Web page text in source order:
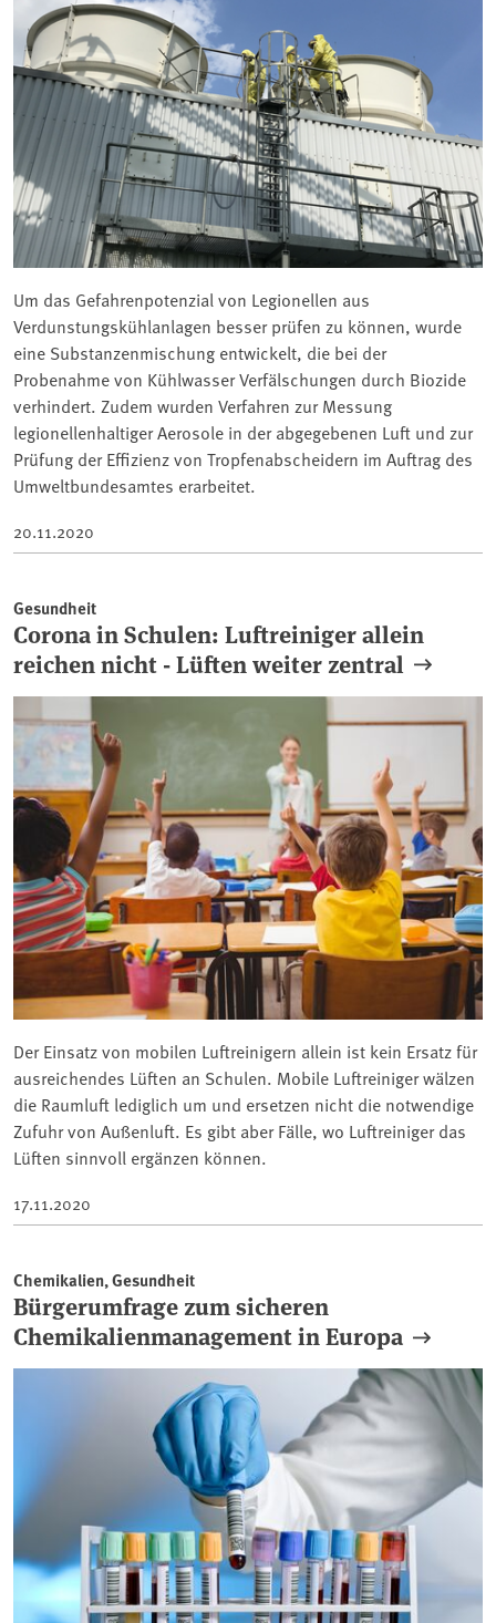
Um das Gefahrenpotenzial von Legionellen aus
Verdunstungskühlanlagen besser prüfen zu können, wurde
eine Substanzenmischung entwickelt, die bei der
Probenahme von Kühlwasser Verfälschungen durch Biozide
verhindert. Zudem wurden Verfahren zur Messung
legionellenhaltiger Aerosole in der abgegebenen Luft und zur
Prüfung der Effizienz von Tropfenabscheidern im Auftrag des
Umweltbundesamtes erarbeitet.
20.11.2020
Gesundheit
Corona in Schulen: Luftreiniger allein
reichen nicht - Lüften weiter zentral
Der Einsatz von mobilen Luftreinigern allein ist kein Ersatz für
ausreichendes Lüften an Schulen. Mobile Luftreiniger wälzen
die Raumluft lediglich um und ersetzen nicht die notwendige
Zufuhr von Außenluft. Es gibt aber Fälle, wo Luftreiniger das
Lüften sinnvoll ergänzen können.
17.11.2020
Chemikalien, Gesundheit
Bürgerumfrage zum sicheren
Chemikalienmanagement in Europa